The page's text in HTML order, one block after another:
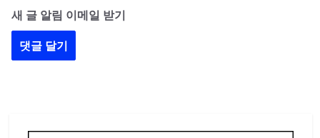
새 글 알림 이메일 받기